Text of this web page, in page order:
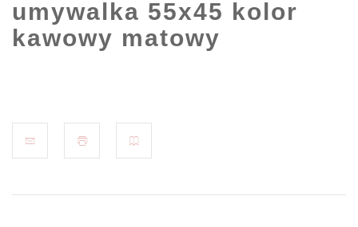
umywalka 55x45 kolor
kawowy matowy